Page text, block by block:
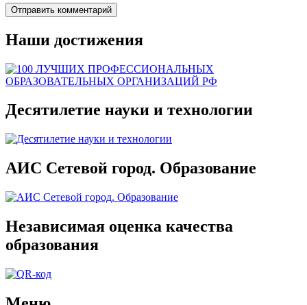
Наши достижения
Десятилетие науки и технологии
АИС Сетевой город. Образование
Независимая оценка качества
образования